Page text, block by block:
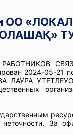
ОО
2024-05-21
ЛАУРА
За